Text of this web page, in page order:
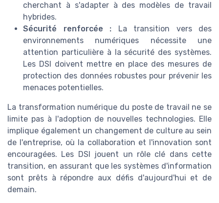
cherchant à s'adapter à des modèles de travail
hybrides.
Sécurité renforcée : La transition vers des
environnements numériques nécessite une
attention particulière à la sécurité des systèmes.
Les DSI doivent mettre en place des mesures de
protection des données robustes pour prévenir les
menaces potentielles.
La transformation numérique du poste de travail ne se
limite pas à l'adoption de nouvelles technologies. Elle
implique également un changement de culture au sein
de l'entreprise, où la collaboration et l'innovation sont
encouragées. Les DSI jouent un rôle clé dans cette
transition, en assurant que les systèmes d'information
sont prêts à répondre aux défis d'aujourd'hui et de
demain.